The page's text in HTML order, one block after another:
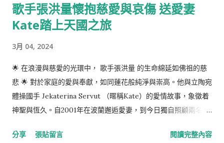
歌手張洪量懷抱慈愛與哀傷 送愛妻
Kate踏上天國之旅
3月 04, 2024
🌟 在浪漫與慈愛的光環中， 歌手張洪量 的生命綿延如佛祖的慈
悲 🌟 對於家庭的愛與奉獻，如同蓮花般純淨與崇高。他與立陶宛
體操國手 Jekaterina Servut （暱稱Kate）的愛情故事，象徵着
神聖與恆久。自2001年在波蘭邂逅愛妻，到今日獨自照顧兩名孩
相愛，但命運也無情地撕扯了這段深厚情緣。Kate在2021年底被
分享 張貼留言 閱讀完整內容